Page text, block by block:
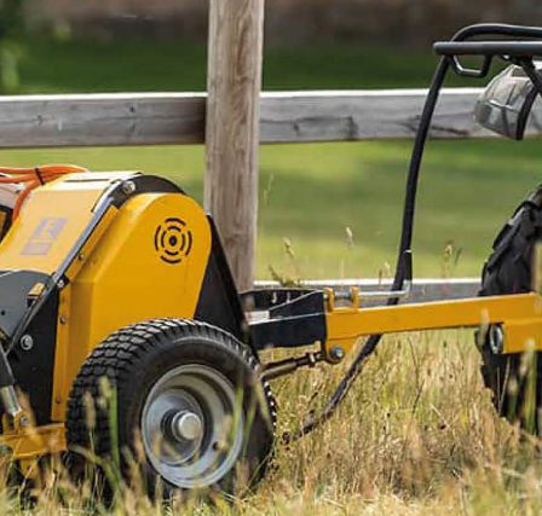
HJULHUS NEDRE
VÄNSTER
Hjulhus nedre vänster som passar till Loncin XWolf
550 och 700 ATV.
Läs mer
265 kr
Inkl. moms
I lager